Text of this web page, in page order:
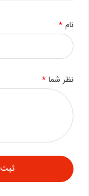
نام*
نظر شما*